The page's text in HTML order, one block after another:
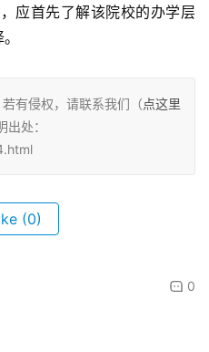
有侵权，请联系我们（点这里
处：
(0)
0